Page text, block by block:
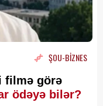
ŞOU-BİZNES
filmə görə
ödəyə bilər?